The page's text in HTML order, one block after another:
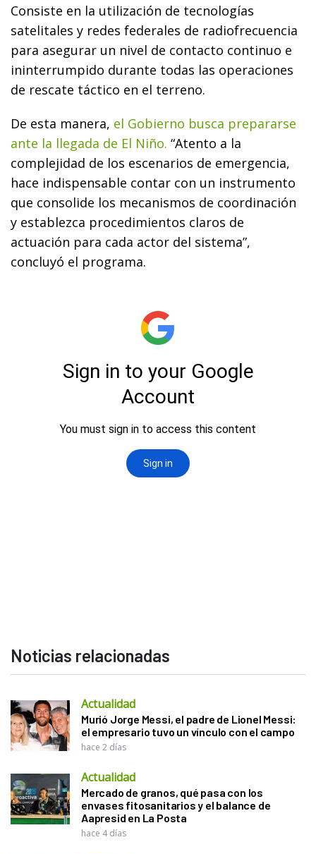
Consiste en la utilización de tecnologías
satelitales y redes federales de radiofrecuencia
para asegurar un nivel de contacto continuo e
ininterrumpido durante todas las operaciones
de rescate táctico en el terreno.
De esta manera, el Gobierno busca prepararse
ante la llegada de El Niño. “Atento a la
complejidad de los escenarios de emergencia,
hace indispensable contar con un instrumento
que consolide los mecanismos de coordinación
y establezca procedimientos claros de
actuación para cada actor del sistema”,
concluyó el programa.
Noticias relacionadas
Actualidad
Murió Jorge Messi, el padre de Lionel Messi:
el empresario tuvo un vínculo con el campo
hace 2 días
Actualidad
Mercado de granos, qué pasa con los
envases fitosanitarios y el balance de
Aapresid en La Posta
hace 4 días